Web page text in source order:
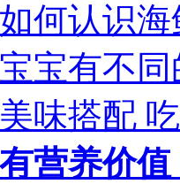
何认识
宝有不
味搭配
营养价值